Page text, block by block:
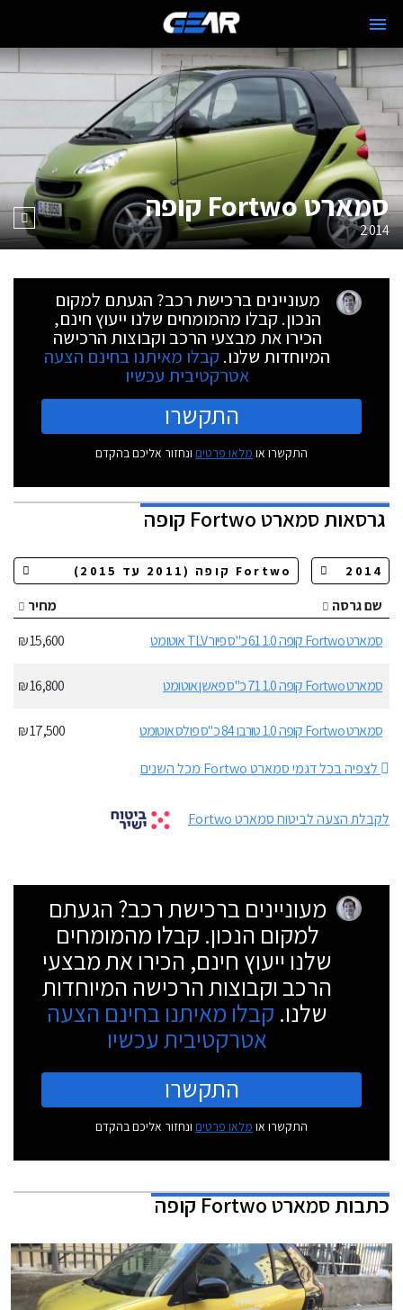
סמארט Fortwo קופה
2014
מעוניינים ברכישת רכב? הגעתם למקום
הנכון. קבלו מהמומחים שלנו ייעוץ חינם,
הכירו את מבצעי הרכב וקבוצות הרכישה
המיוחדות שלנו. קבלו מאיתנו בחינם הצעה
אטרקטיבית עכשיו
התקשרו
התקשרו או מלאו פרטים ונחזור אליכם בהקדם
גרסאותסמארט Fortwo קופה
שם גרסה
מחיר
סמארט Fortwo קופה 1.0 61 כ"ס פיור TLV אוטומט
15,600 ₪
סמארט Fortwo קופה 1.0 71 כ"ס פאשן אוטומט 16,800 ₪
סמארט Fortwo קופה 1.0 טורבו 84 כ"ס פולס אוטומט
17,500 ₪
לצפיה בכל דגמי סמארט Fortwo מכל השנים
לקבלת הצעה לביטוח סמארט Fortwo
מעוניינים ברכישת רכב? הגעתם
למקום הנכון. קבלו מהמומחים
שלנו ייעוץ חינם, הכירו את מבצעי
הרכב וקבוצות הרכישה המיוחדות
שלנו. קבלו מאיתנו בחינם הצעה
אטרקטיבית עכשיו
התקשרו
התקשרו או מלאו פרטים ונחזור אליכם בהקדם
כתבותסמארט Fortwo קופה